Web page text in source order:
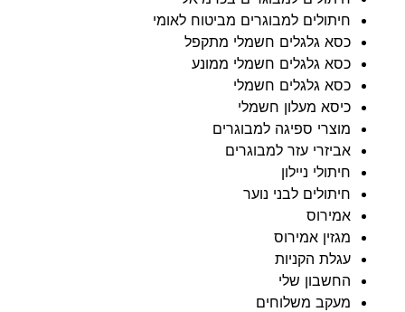
חיתולים למבוגרים מביטוח לאומי
כסא גלגלים חשמלי מתקפל
כסא גלגלים חשמלי ממונע
כסא גלגלים חשמלי
כיסא מעלון חשמלי
מוצרי ספיגה למבוגרים
אביזרי עזר למבוגרים
חיתולי ניילון
חיתולים לבני נוער
אמירוס
מגזין אמירוס
עגלת הקניות
החשבון שלי
מעקב משלוחים